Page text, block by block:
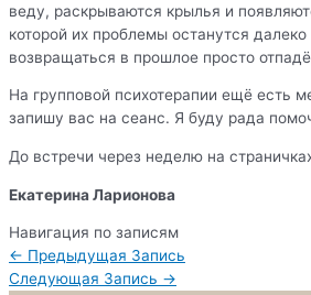
веду, раскрываются крылья и
которой их проблемы останутся далеко
возвращаться в прошлое просто
На групповой психотерапии ещё есть
запишу вас на сеанс. Я буду рада
До встречи через неделю на
Екатерина Ларионова
Навигация по записям
← Предыдущая Запись
Следующая Запись →